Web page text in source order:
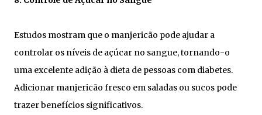
Estudos mostram que o manjericão pode ajudar a
controlar os níveis de açúcar no sangue, tornando-o
uma excelente adição à dieta de pessoas com diabetes.
Adicionar manjericão fresco em saladas ou sucos pode
trazer benefícios significativos.